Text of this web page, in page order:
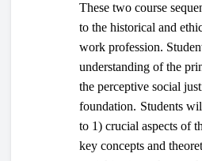
These two course
to the historical and
work profession.
understanding of the
the perceptive social
foundation. Students
to 1) crucial aspects of
key concepts and